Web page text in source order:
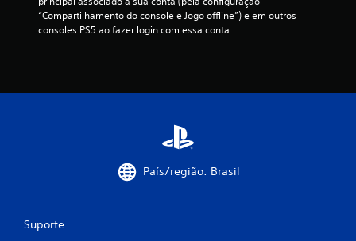
“Compartilhamento do console e Jogo offline”) e em outros
consoles PS5 ao fazer login com essa conta.
País/região: Brasil
Suporte